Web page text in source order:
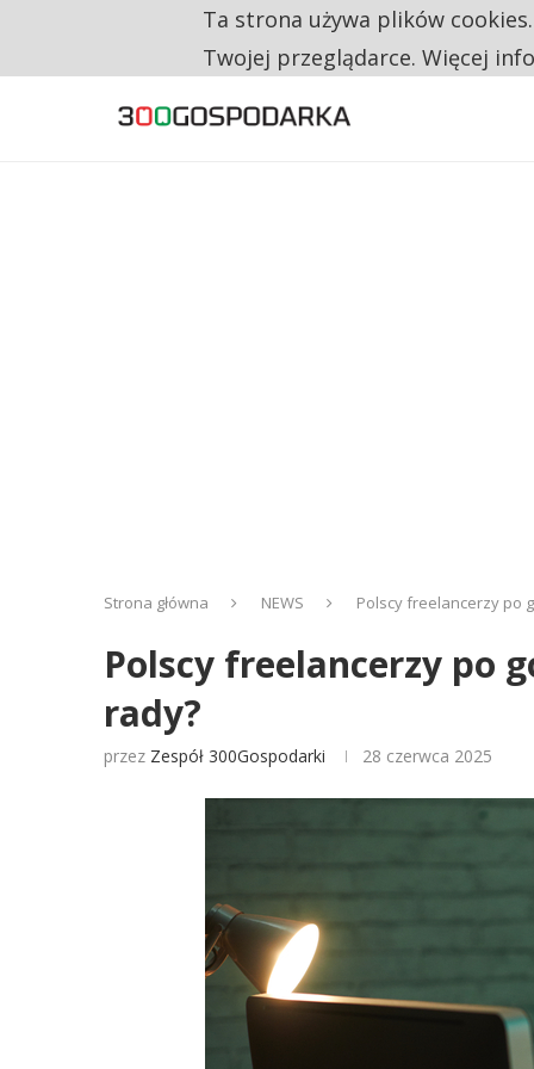
RESTRYKCJE CHIN UDERZAJĄ W
Strona główna NEWS Polscy freelancerzy po
Polscy freelancerzy po
rady?
przez Zespół 300Gospodarki 28 czerwca 2025
Ta strona używa plików
Twojej przeglądarce. Więcej